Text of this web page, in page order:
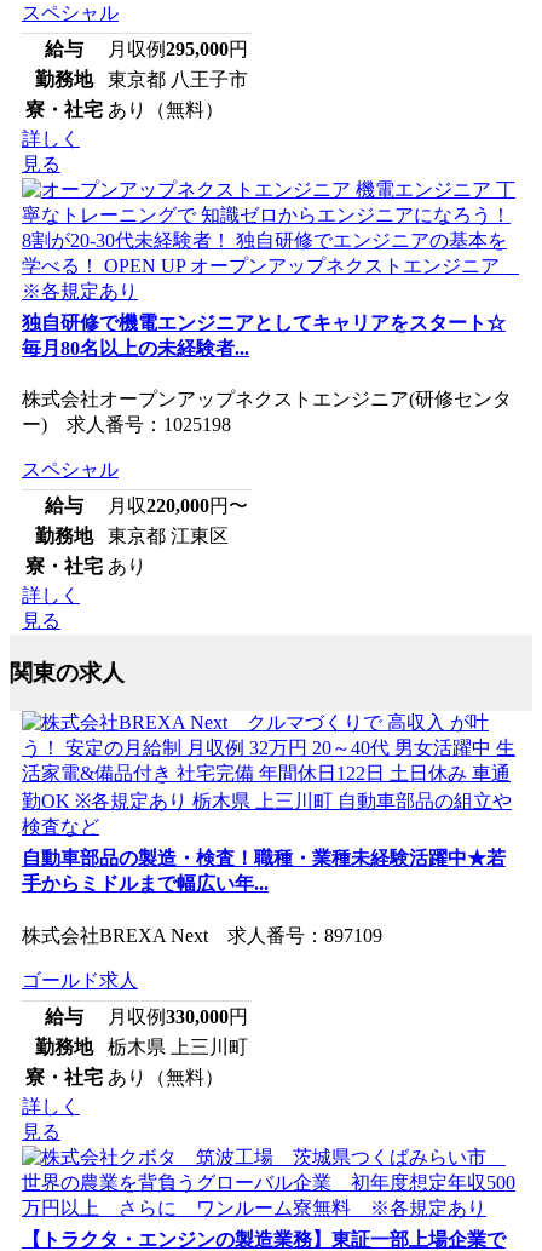
スペシャル
給与
月収例295,000円
勤務地
東京都 八王子市
寮・社宅 あり（無料）
詳しく
見る
独自研修で機電エンジニアとしてキャリアをスタート☆
毎月80名以上の未経験者...
株式会社オープンアップネクストエンジニア(研修センタ
ー) 求人番号：1025198
スペシャル
給与
月収220,000円〜
勤務地
東京都 江東区
寮・社宅 あり
詳しく
見る
関東の求人
自動車部品の製造・検査！職種・業種未経験活躍中★若
手からミドルまで幅広い年...
株式会社BREXA Next 求人番号：897109
ゴールド求人
給与
月収例330,000円
勤務地
栃木県 上三川町
寮・社宅 あり（無料）
詳しく
見る
【トラクタ・エンジンの製造業務】東証一部上場企業で